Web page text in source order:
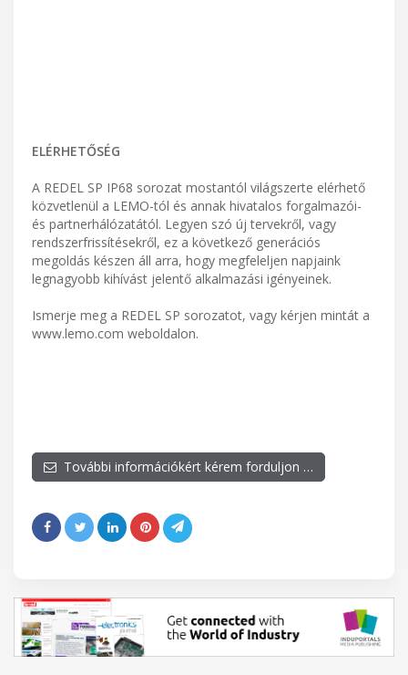
ELÉRHETŐSÉG
A REDEL SP IP68 sorozat mostantól világszerte elérhető
közvetlenül a LEMO-tól és annak hivatalos forgalmazói-
és partnerhálózatától. Legyen szó új tervekről, vagy
rendszerfrissítésekről, ez a következő generációs
megoldás készen áll arra, hogy megfeleljen napjaink
legnagyobb kihívást jelentő alkalmazási igényeinek.
Ismerje meg a REDEL SP sorozatot, vagy kérjen mintát a
www.lemo.com weboldalon.
További információkért kérem forduljon …